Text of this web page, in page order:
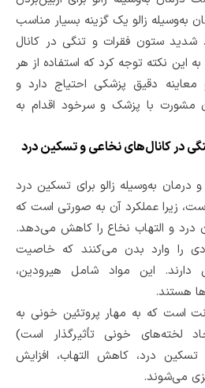
به‌وسیله زالو یک گزینه بسیار مناسب
شدید ستون فقرات و تنگی در کانال
این نکته توجه کرد که استفاده از هر
معاینه دقیق پزشکی احتیاج دارد و
مشورت با پزشک و سرخود اقدام به
در کانال‌های نخاعی و تسکین درد
درمان به‌وسیله زالو برای تسکین درد
زیرا عملکرد آن به صورتی است که
درد و التهاب نخاع را کاهش می‌دهد.
را وارد بدن می‌کنند که خاصیت
دارند. این مواد شامل هیرودین،
هستند.
است که به مهار پروتئین خونی به
لخته‌های خونی تأثیرگذار است)
تسکین درد، کاهش التهاب، افزایش
می‌شوند.